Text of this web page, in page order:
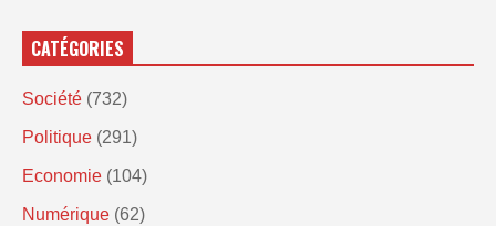
CATÉGORIES
Société (732)
Politique (291)
Economie (104)
Numérique (62)